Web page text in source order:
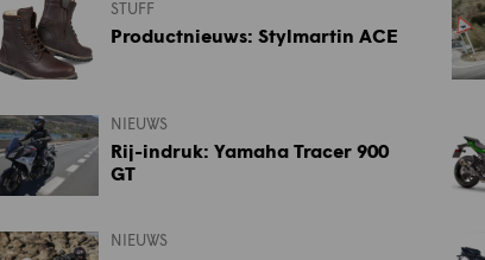
STUFF
Productnieuws: Stylmartin ACE
NIEUWS
Rij-indruk: Yamaha Tracer 900
GT
NIEUWS